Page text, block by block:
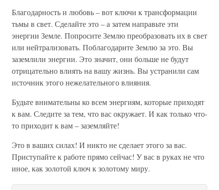
Благодарность и любовь – вот ключи к трансформации
тьмы в свет. Сделайте это – а затем направьте эти
энергии Земле. Попросите Землю преобразовать их в свет
или нейтрализовать. Поблагодарите Землю за это. Вы
заземлили энергии. Это значит, они больше не будут
отрицательно влиять на вашу жизнь. Вы устранили сам
источник этого нежелательного влияния.
Будьте внимательны ко всем энергиям, которые приходят
к вам. Следите за тем, что вас окружает. И как только что-
то приходит к вам – заземляйте!
Это в ваших силах! И никто не сделает этого за вас.
Приступайте к работе прямо сейчас! У вас в руках не что
иное, как золотой ключ к золотому миру.